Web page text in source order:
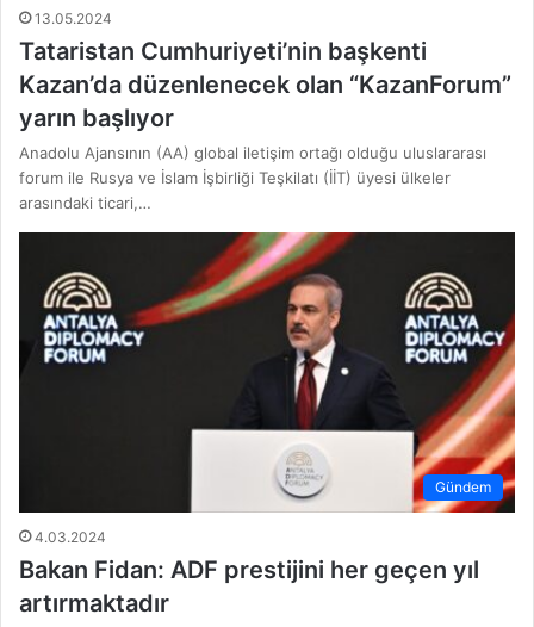
13.05.2024
Tataristan Cumhuriyeti’nin başkenti
Kazan’da düzenlenecek olan “KazanForum”
yarın başlıyor
Anadolu Ajansının (AA) global iletişim ortağı olduğu uluslararası
forum ile Rusya ve İslam İşbirliği Teşkilatı (İİT) üyesi ülkeler
arasındaki ticari,…
Gündem
4.03.2024
Bakan Fidan: ADF prestijini her geçen yıl
artırmaktadır